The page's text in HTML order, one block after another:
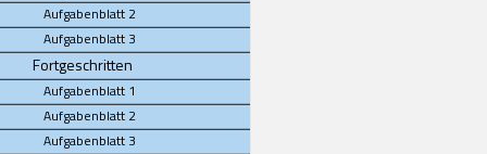
Aufgabenblatt 2
Aufgabenblatt 3
Fortgeschritten
Aufgabenblatt 1
Aufgabenblatt 2
Aufgabenblatt 3